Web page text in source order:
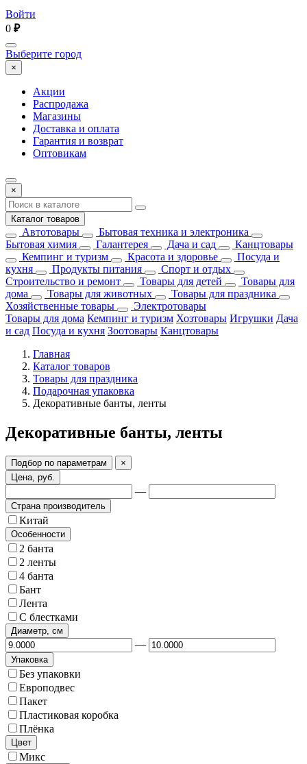
Войти
0 ₽
Выберите город
×
Акции
Распродажа
Магазины
Доставка и оплата
Гарантия и возврат
Оптовикам
×
Каталог товаров
Автотовары
Бытовая техника и электроника
Бытовая химия
Галантерея Дача и сад
Канцтовары
Кемпинг и туризм
Красота и здоровье
Посуда и
кухня
Продукты питания
Спорт и отдых
Строительство и ремонт
Товары для детей
Товары для
дома
Товары для животных
Товары для праздника
Хозяйственные товары
Электротовары
Товары для дома Кемпинг и туризм Хозтовары Игрушки Дача
и сад Посуда и кухня Зоотовары Канцтовары
Главная
Каталог товаров
Товары для праздника
Подарочная упаковка
Декоративные банты, ленты
Декоративные банты, ленты
Подбор по параметрам
×
Цена, руб.
—
Страна производитель
Китай
Особенности
2 банта
2 ленты
4 банта
Бант
Лента
С блестками
Диаметр, см
—
Упаковка
Без упаковки
Европодвес
Пакет
Пластиковая коробка
Плёнка
Цвет
Микс